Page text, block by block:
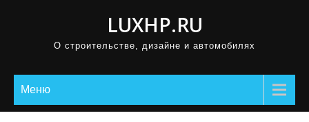
LUXHP.RU
О строительстве, дизайне и автомобилях
Меню